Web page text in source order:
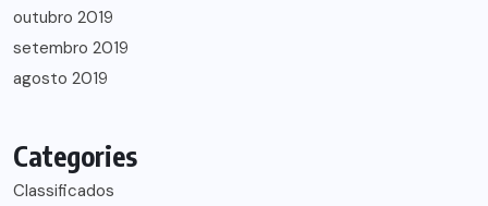
outubro 2019
setembro 2019
agosto 2019
Categories
Classificados